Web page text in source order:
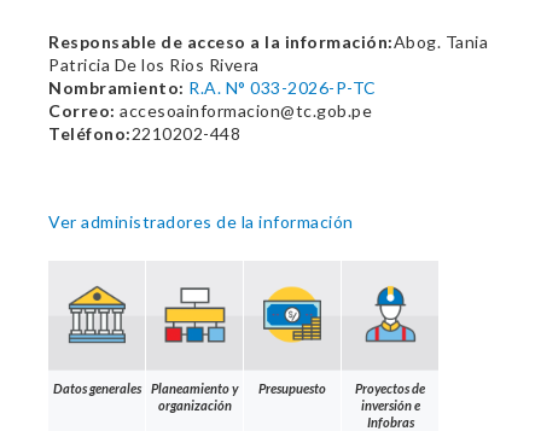
Responsable de acceso a la información:Abog. Tania
Patricia De los Rios Rivera
Nombramiento: R.A. N° 033-2026-P-TC
Correo: accesoainformacion@tc.gob.pe
Teléfono:2210202-448
Ver administradores de la información
Datos generales
Planeamiento y
organización
Presupuesto
Proyectos de
inversión e
Infobras